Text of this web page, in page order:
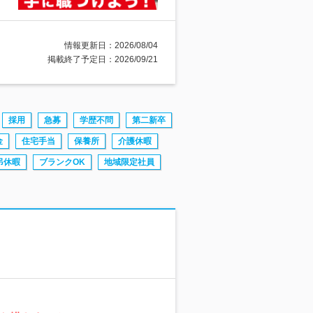
情報更新日：2026/08/04
掲載終了予定日：2026/09/21
採用 急募 学歴不問 第二新卒
住宅手当 保養所 介護休暇
休暇 ブランクOK 地域限定社員